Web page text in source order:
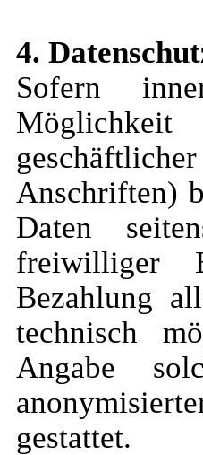
4.
Sofern
Anschriften)
Daten
freiwilliger
Bezahlung
technisch
Angabe
gestattet.